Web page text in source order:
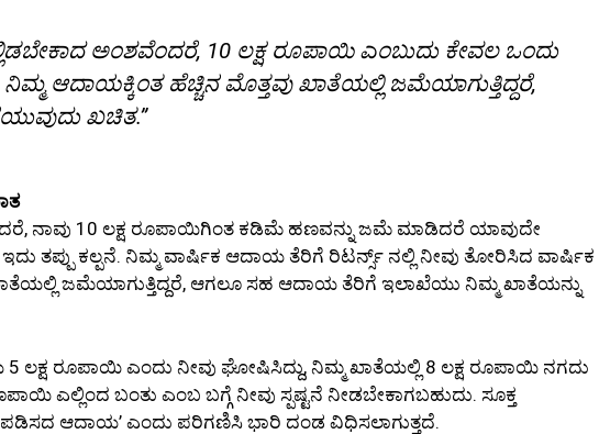
ಅಂಶವೆಂದರೆ, 10 ಲಕ್ಷ ರೂಪಾಯಿ ಎಂಬುದು ಕೇವಲ ಒಂದು
ಆದಾಯಕ್ಕಿಂತ ಹೆಚ್ಚಿನ ಮೊತ್ತವು ಖಾತೆಯಲ್ಲಿ ಜಮೆಯಾಗುತ್ತಿದ್ದರೆ,
ಖಚಿತ.”
ನಾವು 10 ಲಕ್ಷ ರೂಪಾಯಿಗಿಂತ ಕಡಿಮೆ ಹಣವನ್ನು ಜಮೆ ಮಾಡಿದರೆ ಯಾವುದೇ
ತಪ್ಪು ಕಲ್ಪನೆ. ನಿಮ್ಮ ವಾರ್ಷಿಕ ಆದಾಯ ತೆರಿಗೆ ರಿಟರ್ನ್ಸ್ ನಲ್ಲಿ ನೀವು ತೋರಿಸಿದ ವಾರ್ಷಿಕ
ಜಮೆಯಾಗುತ್ತಿದ್ದರೆ, ಆಗಲೂ ಸಹ ಆದಾಯ ತೆರಿಗೆ ಇಲಾಖೆಯು ನಿಮ್ಮ ಖಾತೆಯನ್ನು
ರೂಪಾಯಿ ಎಂದು ನೀವು ಘೋಷಿಸಿದ್ದು, ನಿಮ್ಮ ಖಾತೆಯಲ್ಲಿ 8 ಲಕ್ಷ ರೂಪಾಯಿ ನಗದು
ಎಲ್ಲಿಂದ ಬಂತು ಎಂಬ ಬಗ್ಗೆ ನೀವು ಸ್ಪಷ್ಟನೆ ನೀಡಬೇಕಾಗಬಹುದು. ಸೂಕ್ತ
ಆದಾಯ’ ಎಂದು ಪರಿಗಣಿಸಿ ಭಾರಿ ದಂಡ ವಿಧಿಸಲಾಗುತ್ತದೆ.